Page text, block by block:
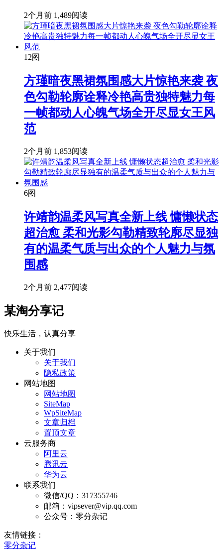
2个月前 1,489阅读
12图
方瑾暗夜黑裙氛围感大片惊艳来袭 夜
色勾勒轮廓诠释冷艳高贵独特魅力每
一帧都动人心魄气场全开尽显女王风
范
2个月前 1,853阅读
6图
许靖韵温柔风写真全新上线 慵懒状态
超治愈 柔和光影勾勒精致轮廓尽显独
有的温柔气质与出众的个人魅力与氛
围感
2个月前 2,477阅读
某淘分享记
快乐生活，认真分享
关于我们
关于我们
隐私政策
网站地图
网站地图
SiteMap
WpSiteMap
文章归档
置顶文章
云服务商
阿里云
腾讯云
华为云
联系我们
微信/QQ：317355746
邮箱：vipsever@vip.qq.com
公众号：零分杂记
友情链接：
零分杂记